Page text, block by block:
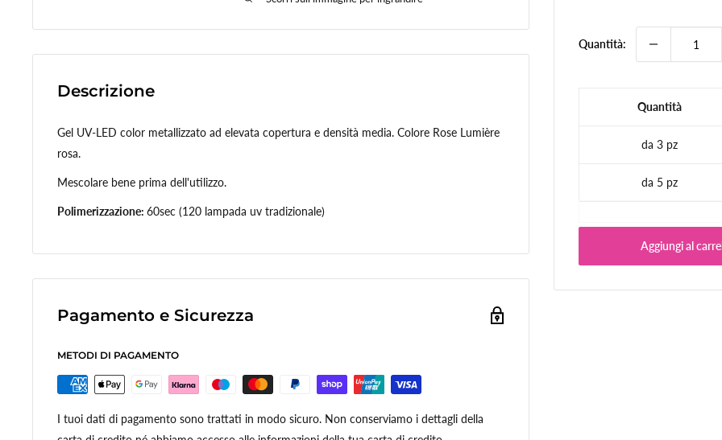
Quantità:
Quantità
da 3 pz
da 5 pz
Aggiungi al
Descrizione
Gel UV-LED color metallizzato ad elevata copertura e densità media. Colore Rose Lumière
rosa.
Mescolare bene prima dell'utilizzo.
Polimerizzazione: 60sec (120 lampada uv tradizionale)
Pagamento e Sicurezza
METODI DI PAGAMENTO
I tuoi dati di pagamento sono trattati in modo sicuro. Non conserviamo i dettagli della